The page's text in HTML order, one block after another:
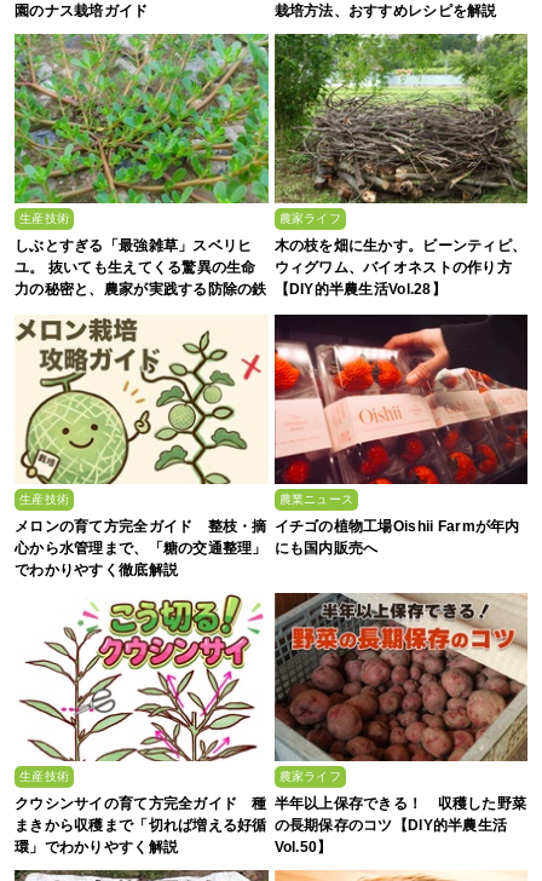
園のナス栽培ガイド
栽培方法、おすすめレシピを解説
生産技術
しぶとすぎる「最強雑草」スベリヒ
ユ。 抜いても生えてくる驚異の生命
力の秘密と、農家が実践する防除の鉄
則
農家ライフ
木の枝を畑に生かす。ビーンティピ、
ウィグワム、バイオネストの作り方
【DIY的半農生活Vol.28】
生産技術
メロンの育て方完全ガイド 整枝・摘
心から水管理まで、「糖の交通整理」
でわかりやすく徹底解説
農業ニュース
イチゴの植物工場Oishii Farmが年内
にも国内販売へ
生産技術
クウシンサイの育て方完全ガイド 種
まきから収穫まで「切れば増える好循
環」でわかりやすく解説
農家ライフ
半年以上保存できる！ 収穫した野菜
の長期保存のコツ【DIY的半農生活
Vol.50】